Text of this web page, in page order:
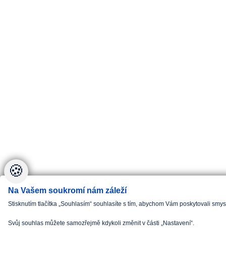
🍪
Na Vašem soukromí nám záleží
Stisknutím tlačítka „Souhlasím“ souhlasíte s tím, abychom Vám poskytovali
Svůj souhlas můžete samozřejmě kdykoli změnit v části „Nastavení“.